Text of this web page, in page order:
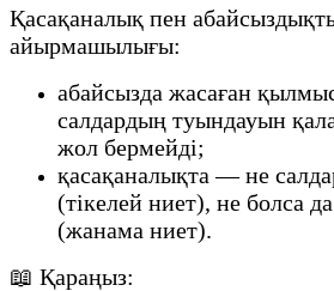
Қасақаналық пен
айырмашылығы:
абайсызда жасаған
салдардың туындауын
жол бермейді;
қасақаналықта — не
(тікелей ниет), не болса
(жанама ниет).
📖 Қараңыз: